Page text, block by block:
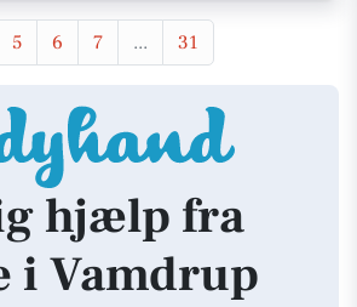
5 6 7 ... 31
hjælp fra
i Vamdrup